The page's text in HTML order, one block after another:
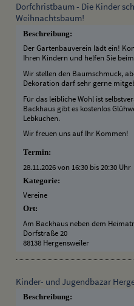
Dorfchristbaum - Die Kinder
Weihnachtsbaum!
Beschreibung:
Der Gartenbauverein lädt ein!
Ihren Kindern und helfen Sie
Wir stellen den Baumschmuck,
Dekoration darf sehr gerne
Für das leibliche Wohl ist
Backhaus gibt es kostenlos
Lebkuchen.
Wir freuen uns auf Ihr Kommen!
Termin:
28.11.2026 von 16:30 bis 20:30 Uhr
Kategorie:
Vereine
Ort:
Am Backhaus neben dem
Dorfstraße 20
88138 Hergensweiler
Kinder- und Jugendbazar
Beschreibung: